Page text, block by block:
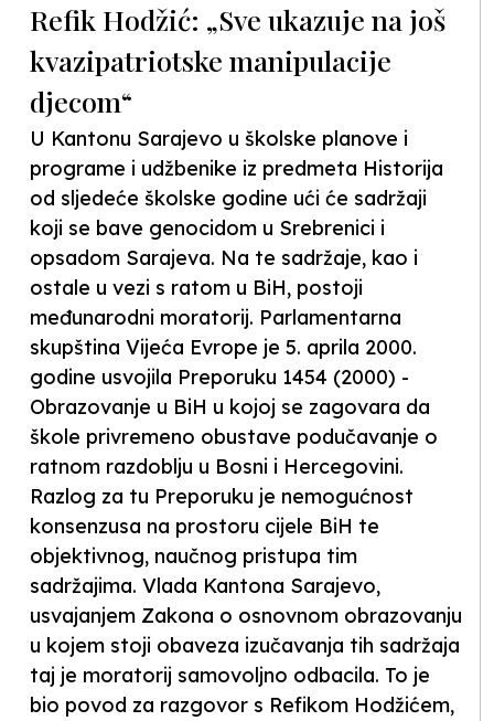
Refik Hodžić: „Sve ukazuje na još
kvazipatriotske manipulacije
djecom“
U Kantonu Sarajevo u školske planove i
programe i udžbenike iz predmeta Historija
od sljedeće školske godine ući će sadržaji
koji se bave genocidom u Srebrenici i
opsadom Sarajeva. Na te sadržaje, kao i
ostale u vezi s ratom u BiH, postoji
međunarodni moratorij. Parlamentarna
skupština Vijeća Evrope je 5. aprila 2000.
godine usvojila Preporuku 1454 (2000) -
Obrazovanje u BiH u kojoj se zagovara da
škole privremeno obustave podučavanje o
ratnom razdoblju u Bosni i Hercegovini.
Razlog za tu Preporuku je nemogućnost
konsenzusa na prostoru cijele BiH te
objektivnog, naučnog pristupa tim
sadržajima. Vlada Kantona Sarajevo,
usvajanjem Zakona o osnovnom obrazovanju
u kojem stoji obaveza izučavanja tih sadržaja
taj je moratorij samovoljno odbacila. To je
bio povod za razgovor s Refikom Hodžićem,